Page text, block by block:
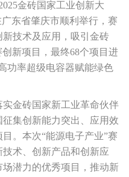
金砖国家工业创新大
东省肇庆市顺利举行，赛
技术及应用，吸引金砖
新项目，最终68个项目进
功率超级电容器赋能绿色
金砖国家新工业革命伙伴
集创新能力突出、应用效
。本次“能源电子产业”赛
术、创新产品和创新应
潜力的优秀项目，推动新